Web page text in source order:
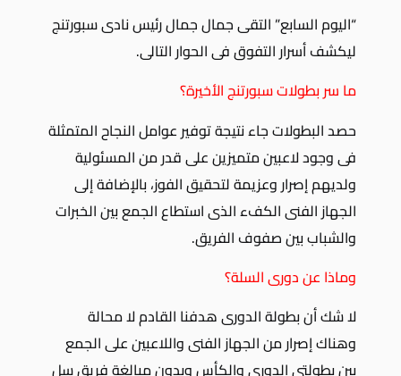
“اليوم السابع” التقى جمال جمال رئيس نادى سبورتنج
ليكشف أسرار التفوق فى الحوار التالى.
ما سر بطولات سبورتنج الأخيرة؟
حصد البطولات جاء نتيجة توفير عوامل النجاح المتمثلة
فى وجود لاعبين متميزين على قدر من المسئولية
ولديهم إصرار وعزيمة لتحقيق الفوز، بالإضافة إلى
الجهاز الفنى الكفء الذى استطاع الجمع بين الخبرات
والشباب بين صفوف الفريق.
وماذا عن دورى السلة؟
لا شك أن بطولة الدورى هدفنا القادم لا محالة
وهناك إصرار من الجهاز الفنى واللاعبين على الجمع
بين بطولتى الدورى والكأس وبدون مبالغة فريق سل